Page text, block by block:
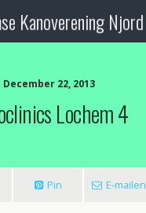
Kanoverening Njord
December 22, 2013
Lochem 4
Pin E-mailen